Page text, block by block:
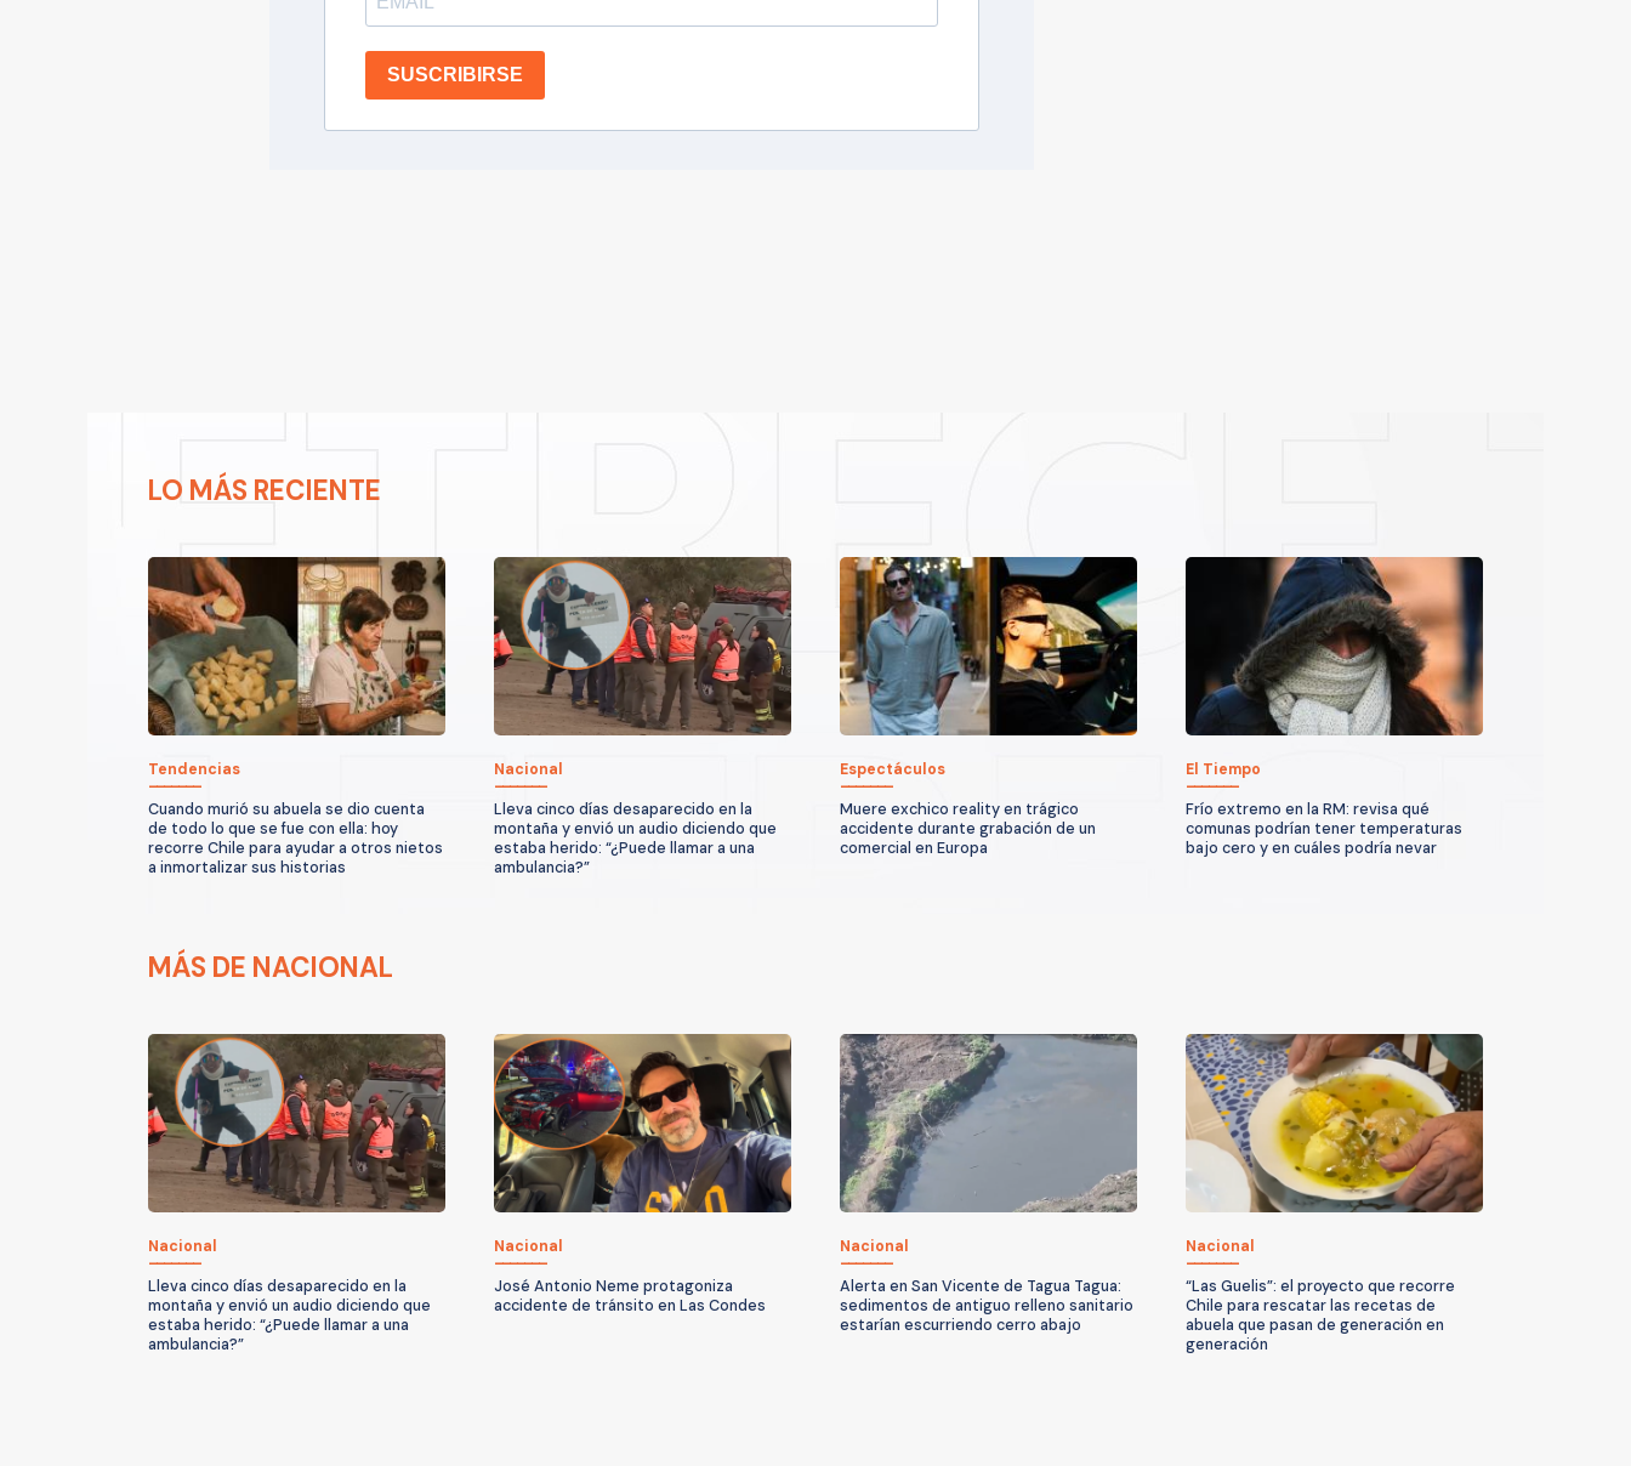
SUSCRIBIRSE
LO MÁS RECIENTE
Tendencias
Cuando murió su abuela se dio cuenta
de todo lo que se fue con ella: hoy
recorre Chile para ayudar a otros nietos
a inmortalizar sus historias
Nacional
Lleva cinco días desaparecido en la
montaña y envió un audio diciendo que
estaba herido: “¿Puede llamar a una
ambulancia?”
Espectáculos
Muere exchico reality en trágico
accidente durante grabación de un
comercial en Europa
El Tiempo
Frío extremo en la RM: revisa qué
comunas podrían tener temperaturas
bajo cero y en cuáles podría nevar
MÁS DE NACIONAL
Nacional
Lleva cinco días desaparecido en la
montaña y envió un audio diciendo que
estaba herido: “¿Puede llamar a una
ambulancia?”
Nacional
José Antonio Neme protagoniza
accidente de tránsito en Las Condes
Nacional
Alerta en San Vicente de Tagua Tagua:
sedimentos de antiguo relleno sanitario
estarían escurriendo cerro abajo
Nacional
“Las Guelis”: el proyecto que recorre
Chile para rescatar las recetas de
abuela que pasan de generación en
generación